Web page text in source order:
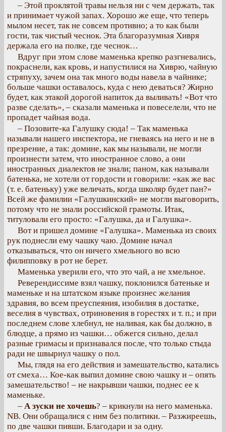
– Этой проклятой травы нельзя ни с чем держать, так
и принимает чужой запах. Хорошо же еще, что теперь
мылом несет, так не совсем противно; а то как были
гости, так чистый чеснок. Эта благоразумная Хивря
держала его на полке, где чеснок…
Вдруг при этом слове маменька крепко разгневались,
покраснели, как кровь, и напустилися на Хиврю, чайную
стряпуху, зачем она так много воды навела в чайнике;
больше чашки оставалось, куда с нею деваться? Жирно
будет, как этакой дорогой напиток да выливать! «Вот что
разве сделать», – сказали маменька и повеселели, что не
пропадет чайная вода.
– Позовите-ка Галушку сюда! – Так маменька
называли нашего инспектора, не гневаясь на него и не в
презрение, а так: домине, как мы называли, не могли
произнести затем, что иностранное слово, а они
иностранных диалектов не знали; паном, как называли
батенька, не хотели от гордости и говорили: «как же вас
(т. е. батеньку) уже величать, когда школяр будет пан?»
Всей же фамилии «Галушкинский» не могли выговорить,
потому что не знали российской грамоты. Итак,
титуловали его просто: «Галушка, да и Галушка».
Вот и пришел домине «Галушка». Маменька из своих
рук поднесли ему чашку чаю. Домине начал
отказываться, что он ничего хмельного во всю
филипповку в рот не берет.
Маменька уверили его, что это чай, а не хмельное.
Реверендиссиме взял чашку, поклонился батеньке и
маменьке и на штатском языке произнес желания
здравия, во всем преуспеяния, изобилия в достатке,
веселия в чувствах, отриновения в горестях и т. п.; и при
последнем слове хлебнул, не наливая, как бы должно, в
блюдце, а прямо из чашки… обжегся сильно, делал
разные гримасы и признавался после, что только стыда
ради не швырнул чашку о пол.
Мы, глядя на его действия и замешательство, катались
от смеха… Кое-как выпил домине свою чашку и – опять
замешательство! – не накрывши чашки, поднес ее к
маменьке.
– А зуски не хочешь? – крикнули на него маменька.
NB. Они обращалися с ним без политики. – Разжиреешь,
по две чашки пивши. Благодари и за одну.